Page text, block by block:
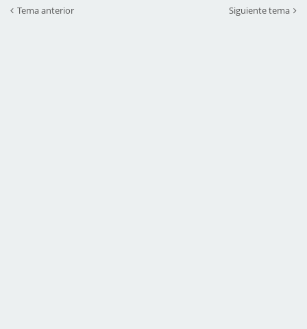
Tema anterior Siguiente tema